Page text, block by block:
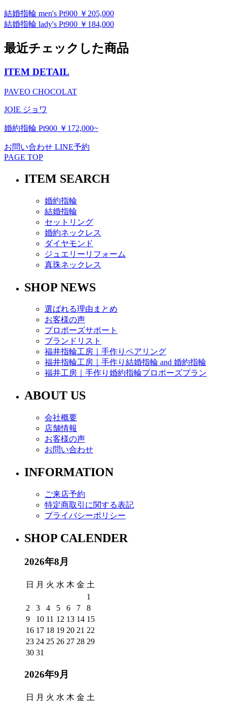
結婚指輪 men's Pt900 ￥205,000
結婚指輪 lady's Pt900 ￥184,000
最近チェックした商品
ITEM DETAIL
PAVEO CHOCOLAT
JOIE ジョワ
婚約指輪 Pt900 ￥172,000~
お問い合わせ LINE予約
PAGE TOP
ITEM SEARCH
婚約指輪
結婚指輪
セットリング
婚約ネックレス
ダイヤモンド
ジュエリーリフォーム
真珠ネックレス
SHOP NEWS
選ばれる理由まとめ
お客様の声
プロポーズサポート
ブランドリスト
福井指輪工房｜手作りペアリング
福井指輪工房｜手作り結婚指輪 and 婚約指輪
福井工房｜手作り婚約指輪プロポーズプラン
ABOUT US
会社概要
店舗情報
お客様の声
お問い合わせ
INFORMATION
ご来店予約
特定商取引に関する表記
プライバシーポリシー
SHOP CALENDER
2026年8月
日 月 火 水 木 金 土
1
2
3 4 5 6 7
8
9
10 11 12 13 14 15
16 17 18 19 20 21 22
23 24 25 26 27 28 29
30 31
2026年9月
日 月 火 水 木 金 土